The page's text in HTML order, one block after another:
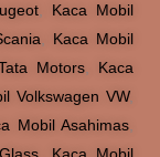
, Kaca Mobil
, Kaca Mobil
Motors, Kaca
Volkswagen VW,
Mobil Asahimas,